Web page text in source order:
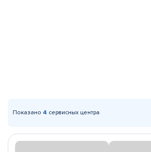
Показано 4 сервисных центра